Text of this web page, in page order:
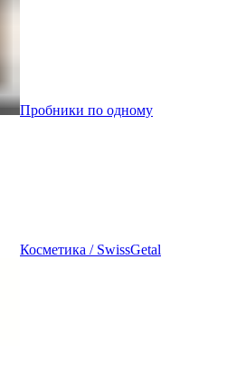
Пробники по одному
Косметика / SwissGetal